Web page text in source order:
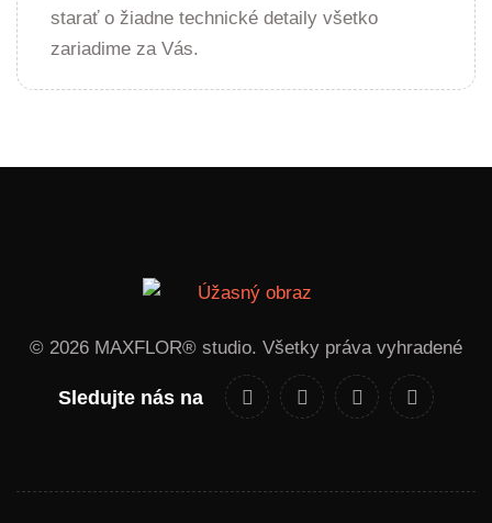
starať o žiadne technické detaily všetko
zariadime za Vás.
© 2026 MAXFLOR® studio. Všetky práva vyhradené
Sledujte nás na